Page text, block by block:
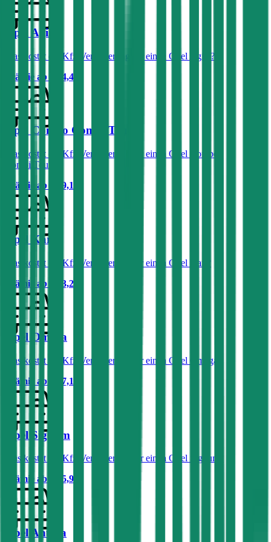
Opel Agila
Was kostet die Kfz-Versicherung für einen Opel Agila?
Prämie ab
€ 34,48
Opel Combo Combi/Tour
Was kostet die Kfz-Versicherung für einen Opel Combo
Combi/Tour?
Prämie ab
€ 39,18
Opel Karl
Was kostet die Kfz-Versicherung für einen Opel Karl?
Prämie ab
€ 33,23
Opel Omega
Was kostet die Kfz-Versicherung für einen Opel Omega?
Prämie ab
€ 67,17
Opel Signum
Was kostet die Kfz-Versicherung für einen Opel Signum?
Prämie ab
€ 55,91
Opel Antara